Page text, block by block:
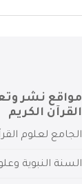
مواقع نشر
القرآن الكريم
الجامع لعلوم
السنة النبوية